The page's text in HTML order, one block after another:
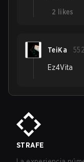
2
likes
TeiKa
Ez4Vita
STRAFE